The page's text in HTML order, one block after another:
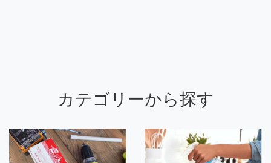
カテゴリーから探す